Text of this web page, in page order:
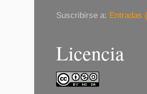
Suscribirse a: Entradas
Licencia